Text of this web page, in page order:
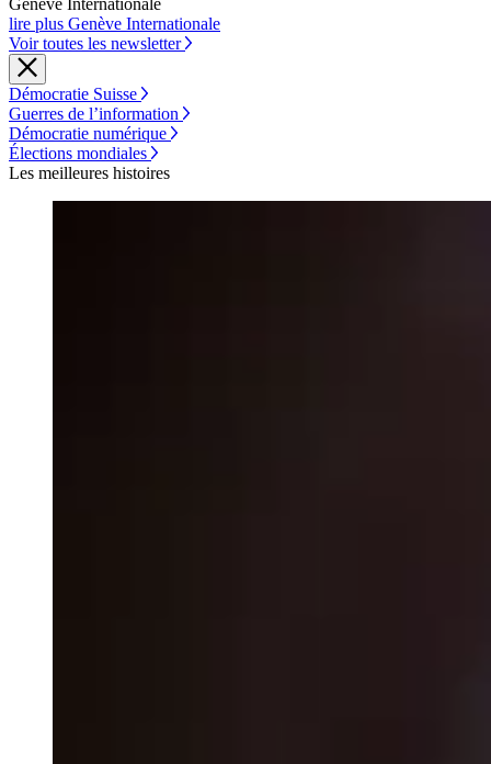
Genève Internationale
lire plus Genève Internationale
Voir toutes les newsletter
Démocratie Suisse
Guerres de l’information
Démocratie numérique
Élections mondiales
Les meilleures histoires